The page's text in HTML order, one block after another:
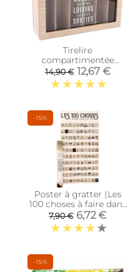
Tirelire
compartimentée
Shopping 30x20 cm
14,90 € 12,67 €
-15%
Poster à gratter (Les
100 choses à faire dans
sa vie)
7,90 € 6,72 €
-15%